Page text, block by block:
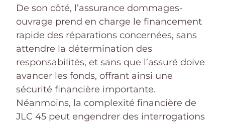
De son côté, l’assurance dommages-
ouvrage prend en charge le financement
rapide des réparations concernées, sans
attendre la détermination des
responsabilités, et sans que l’assuré doive
avancer les fonds, offrant ainsi une
sécurité financière importante.
Néanmoins, la complexité financière de
JLC 45 peut engendrer des interrogations